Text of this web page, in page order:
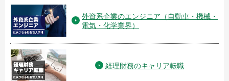
外資系企業のエンジニア（自動車・機械・
電気・化学業界）
経理財務のキャリア転職